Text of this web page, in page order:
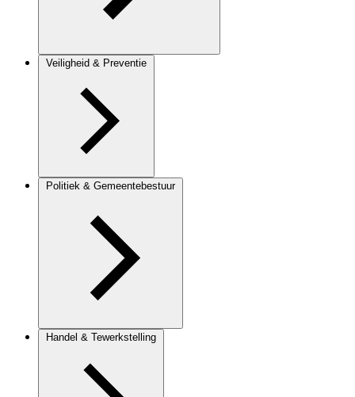
Veiligheid & Preventie
Politiek & Gemeentebestuur
Handel & Tewerkstelling